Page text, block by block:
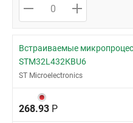
Встраиваемые
STM32L432КBU6
ST Microelectronics
268.93 Р